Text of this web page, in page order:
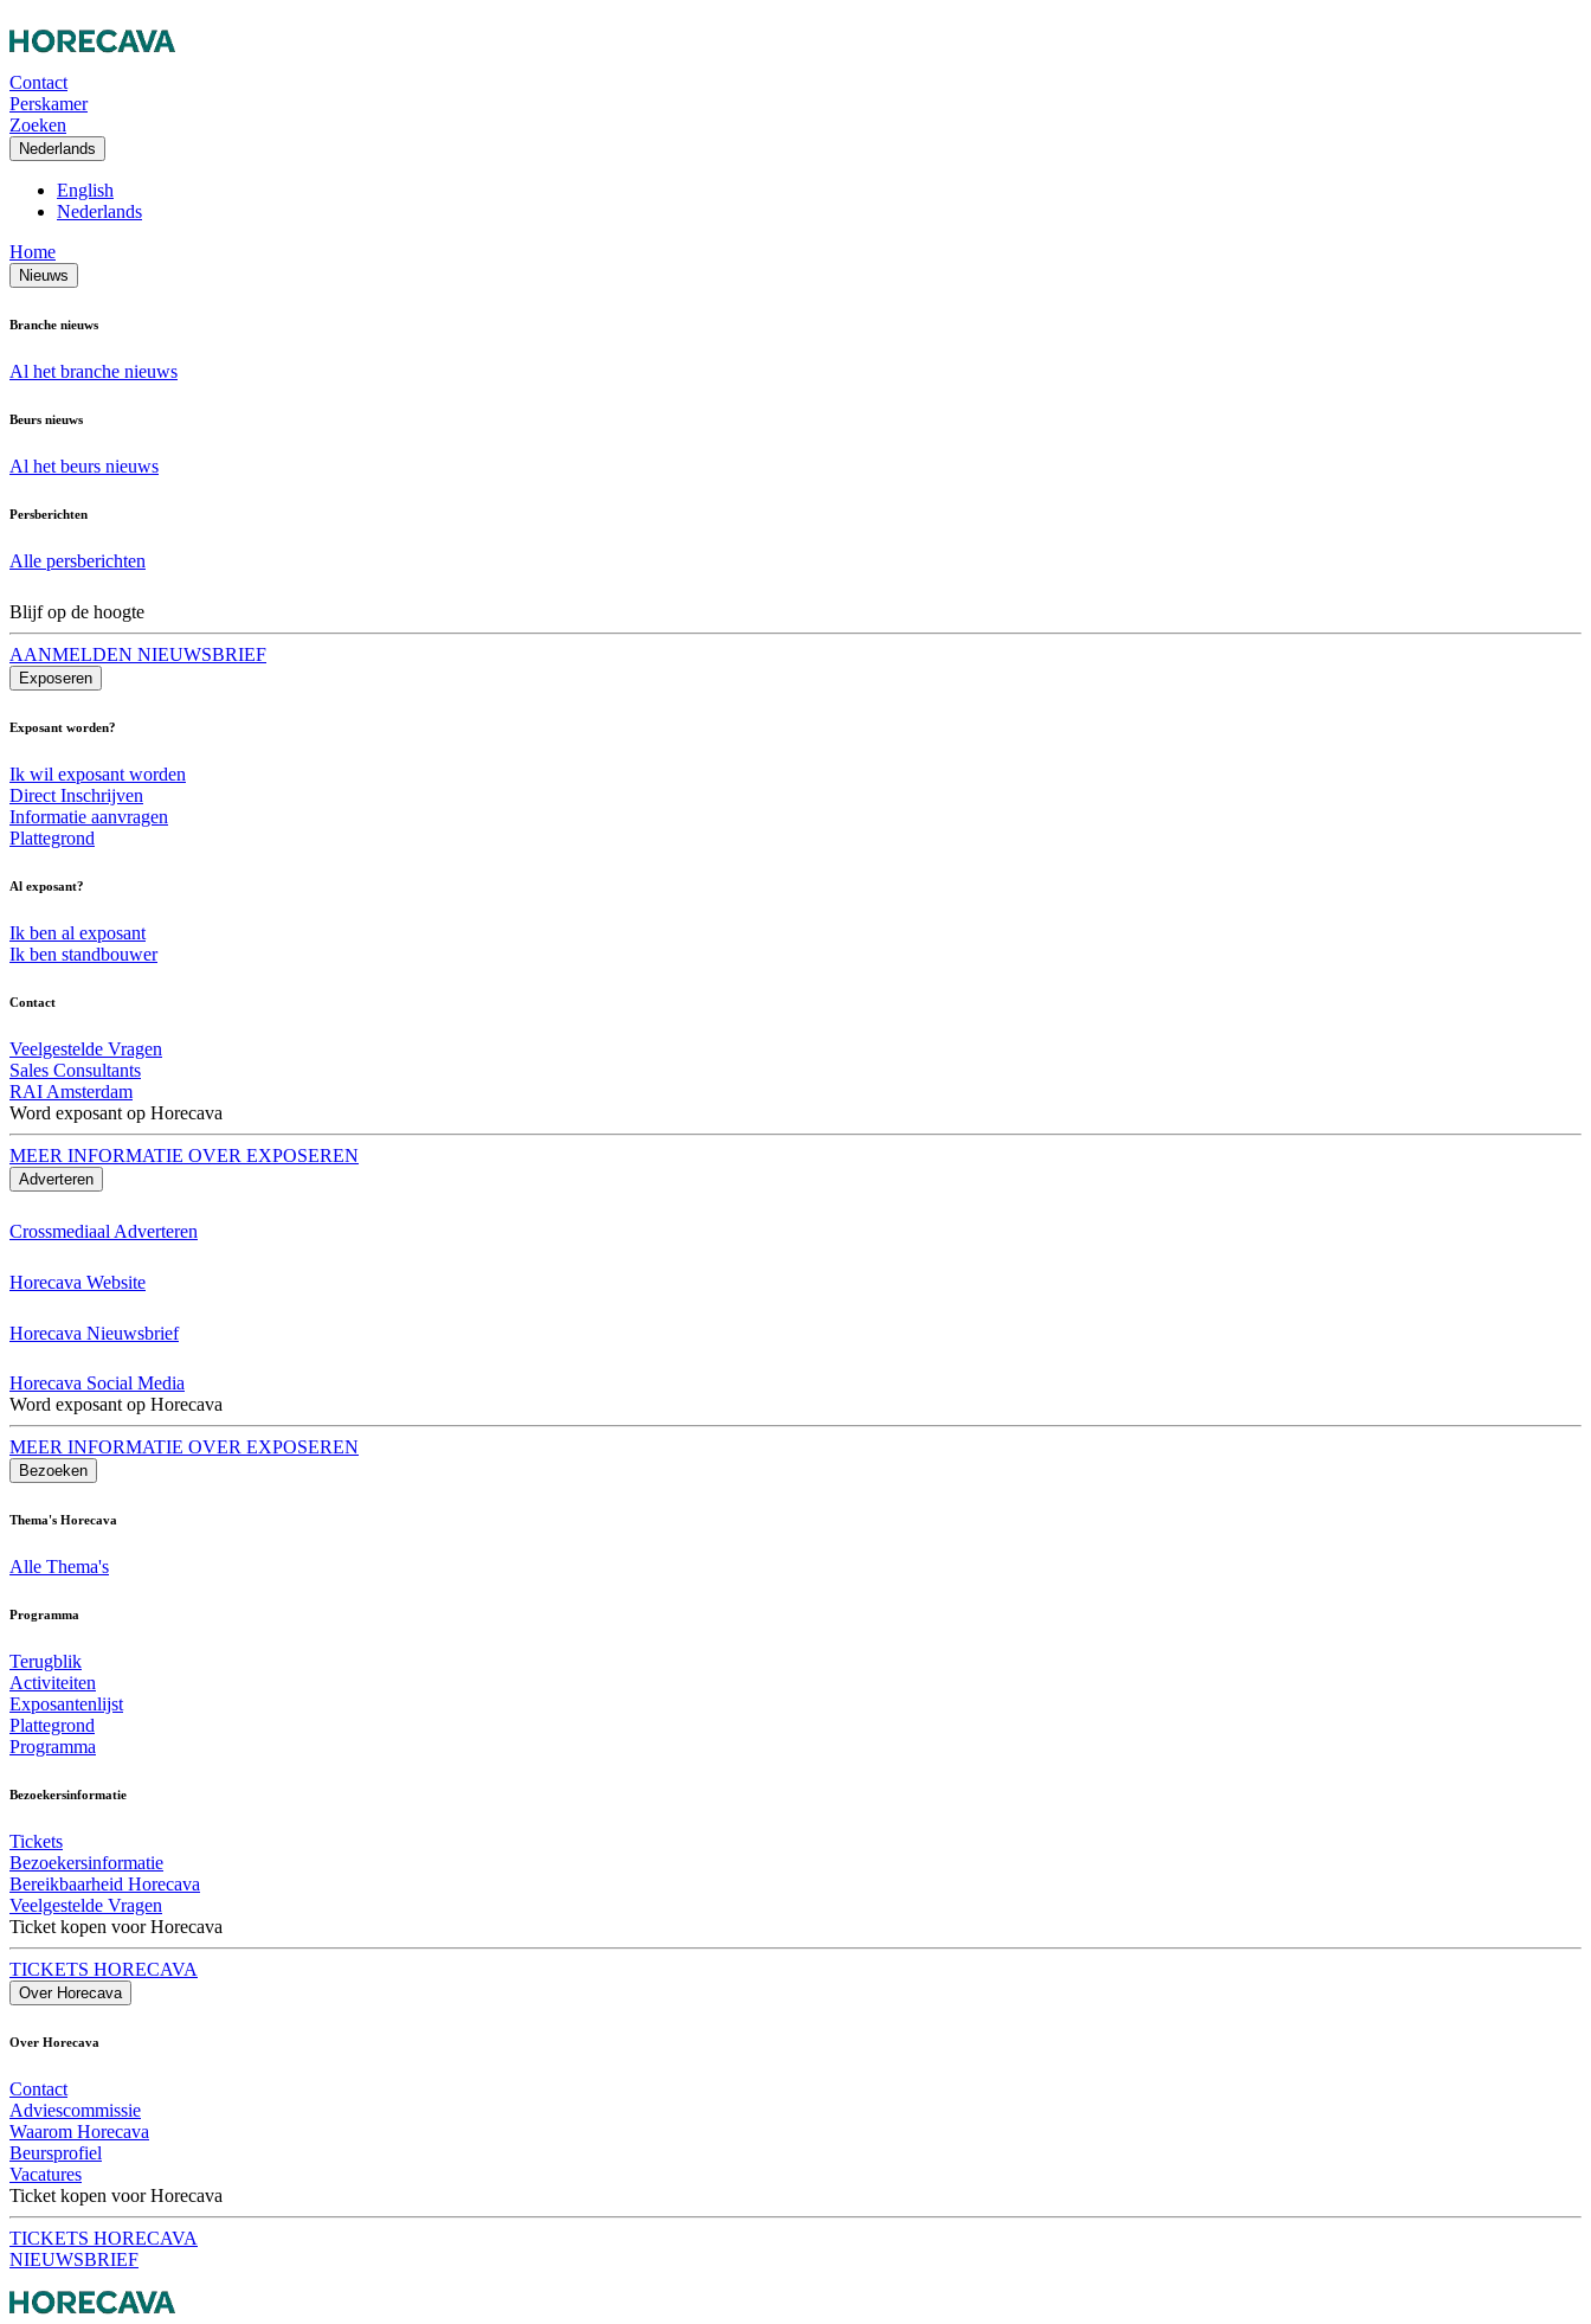
Contact
Perskamer
Zoeken
Nederlands
English
Nederlands
Home
Nieuws
Branche nieuws
Al het branche nieuws
Beurs nieuws
Al het beurs nieuws
Persberichten
Alle persberichten
Blijf op de hoogte
AANMELDEN NIEUWSBRIEF
Exposeren
Exposant worden?
Ik wil exposant worden
Direct Inschrijven
Informatie aanvragen
Plattegrond
Al exposant?
Ik ben al exposant
Ik ben standbouwer
Contact
Veelgestelde Vragen
Sales Consultants
RAI Amsterdam
Word exposant op Horecava
MEER INFORMATIE OVER EXPOSEREN
Adverteren
Crossmediaal Adverteren
Horecava Website
Horecava Nieuwsbrief
Horecava Social Media
Word exposant op Horecava
MEER INFORMATIE OVER EXPOSEREN
Bezoeken
Thema's Horecava
Alle Thema's
Programma
Terugblik
Activiteiten
Exposantenlijst
Plattegrond
Programma
Bezoekersinformatie
Tickets
Bezoekersinformatie
Bereikbaarheid Horecava
Veelgestelde Vragen
Ticket kopen voor Horecava
TICKETS HORECAVA
Over Horecava
Over Horecava
Contact
Adviescommissie
Waarom Horecava
Beursprofiel
Vacatures
Ticket kopen voor Horecava
TICKETS HORECAVA
NIEUWSBRIEF